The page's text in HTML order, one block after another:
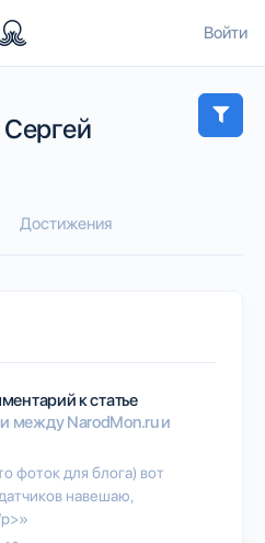
Войти
Достижения
к статье
между NarodMon.ru и
фоток для блога) вот
навешаю,